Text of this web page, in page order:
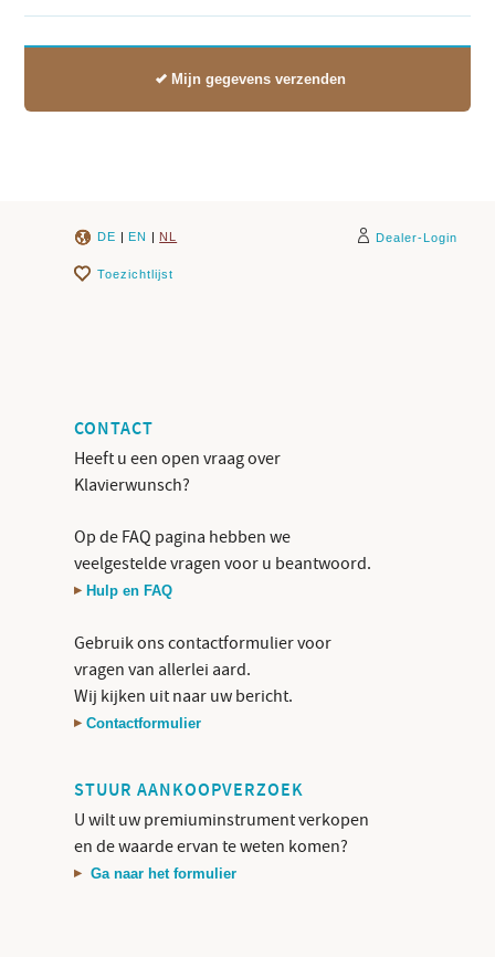
Mijn gegevens verzenden
DE EN NL Dealer-Login
Toezichtlijst
CONTACT
Heeft u een open vraag over
Klavierwunsch?
Op de FAQ pagina hebben we
veelgestelde vragen voor u beantwoord.
Hulp en FAQ
Gebruik ons contactformulier voor
vragen van allerlei aard.
Wij kijken uit naar uw bericht.
Contactformulier
STUUR AANKOOPVERZOEK
U wilt uw premiuminstrument verkopen
en de waarde ervan te weten komen?
Ga naar het formulier